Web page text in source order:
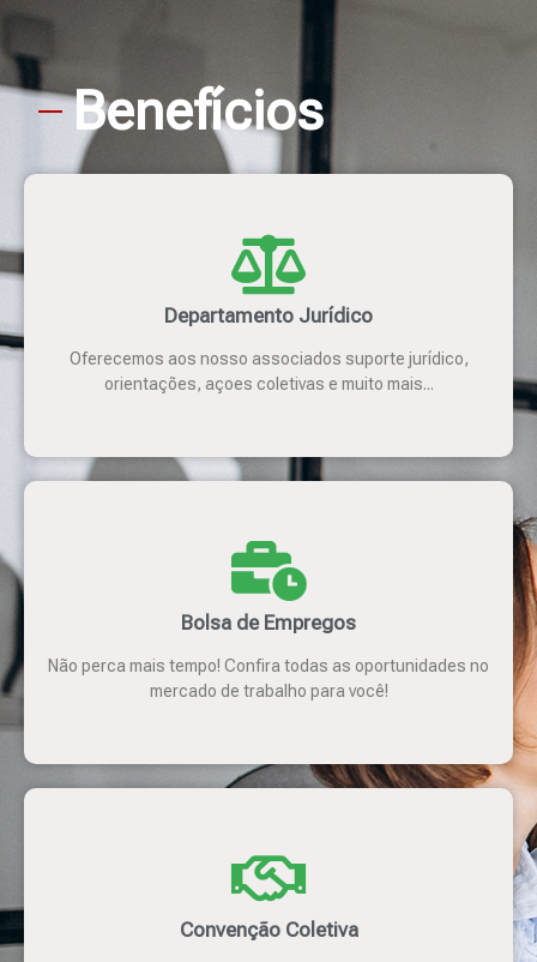
Benefícios
Departamento Jurídico
Oferecemos aos nosso associados suporte jurídico,
orientações, açoes coletivas e muito mais...
Bolsa de Empregos
Não perca mais tempo! Confira todas as oportunidades no
mercado de trabalho para você!
Convenção Coletiva